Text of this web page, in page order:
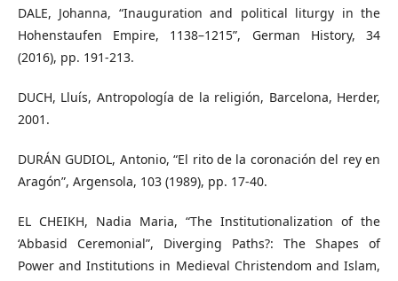
DALE, Johanna, “Inauguration and political liturgy in the
Hohenstaufen Empire, 1138–1215”, German History, 34
(2016), pp. 191-213.
DUCH, Lluís, Antropología de la religión, Barcelona, Herder,
2001.
DURÁN GUDIOL, Antonio, “El rito de la coronación del rey en
Aragón”, Argensola, 103 (1989), pp. 17-40.
EL CHEIKH, Nadia Maria, “The Institutionalization of the
‘Abbasid Ceremonial”, Diverging Paths?: The Shapes of
Power and Institutions in Medieval Christendom and Islam,